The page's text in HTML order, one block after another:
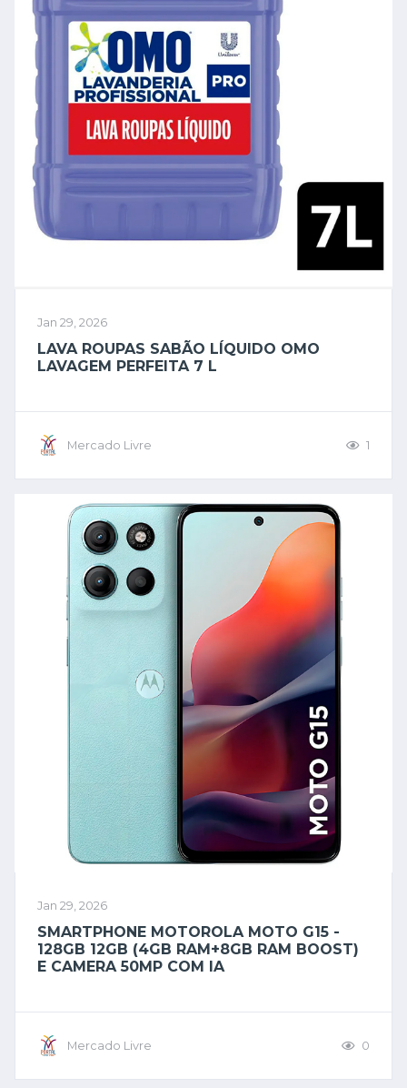
Jan 29, 2026
LAVA ROUPAS SABÃO LÍQUIDO OMO
LAVAGEM PERFEITA 7 L
Mercado Livre 1
Jan 29, 2026
SMARTPHONE MOTOROLA MOTO G15 -
128GB 12GB (4GB RAM+8GB RAM BOOST)
E CAMERA 50MP COM IA
Mercado Livre 0